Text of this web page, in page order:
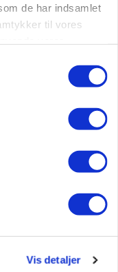
de har indsamlet
til vores
Vis detaljer